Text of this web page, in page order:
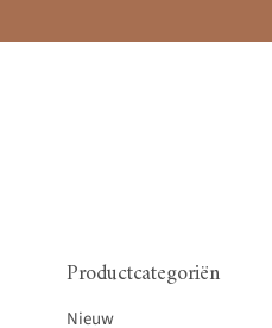
Productcategoriën
Nieuw